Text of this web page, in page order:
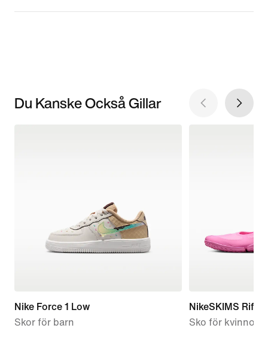
Du Kanske Också Gillar
Nike Force 1 Low
Skor för barn
NikeSKIMS Rift
Sko för kvinnor